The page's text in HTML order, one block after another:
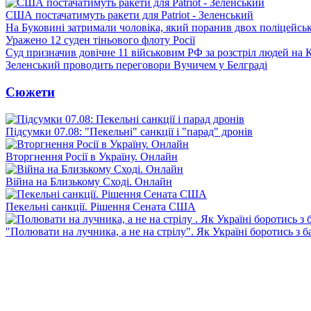
США постачатимуть ракети для Patriot - Зеленський
На Буковині затримали чоловіка, який поранив двох
Уражено 12 суден тіньового флоту Росії
Суд призначив довічне 11 військовим РФ за розстріл людей на
Зеленський проводить переговори Вучичем у Белграді
Сюжети
Підсумки 07.08: "Пекельні" санкції і "парад" дронів
Вторгнення Росії в Україну. Онлайн
Війна на Близькому Сході. Онлайн
Пекельні санкції. Рішення Сената США
"Полювати на лучника, а не на стрілу". Як Україні боротись з